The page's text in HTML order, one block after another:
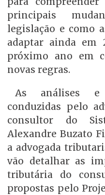
principais
legislação e como
adaptar ainda em
próximo ano em
novas regras.
As análises e
conduzidas pelo
consultor do
Alexandre Buzato
a advogada
vão detalhar as
tributária do
propostas pelo